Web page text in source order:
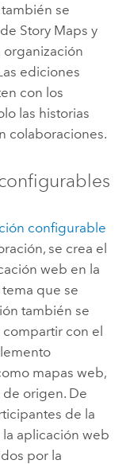
se
Story Maps y
organización
ediciones
con los
las historias
colaboraciones.
configurable
se crea el
web en la
que se
también se
con el
mapas web,
de origen. De
de la
aplicación web
por la